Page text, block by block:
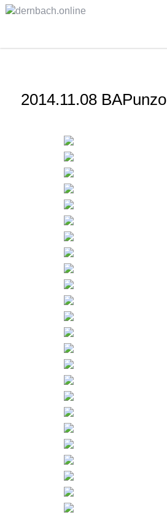
Skip
2014.11.08 BAPunzo